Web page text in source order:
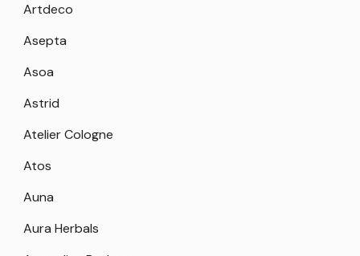
Artdeco
Asepta
Asoa
Astrid
Atelier Cologne
Atos
Auna
Aura Herbals